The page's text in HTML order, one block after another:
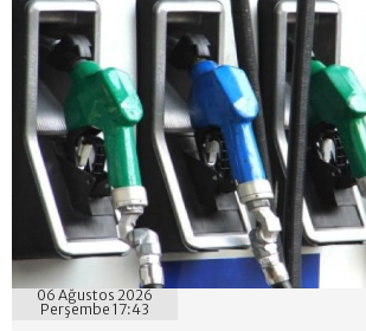
06 Ağustos 2026
Perşembe 17:43